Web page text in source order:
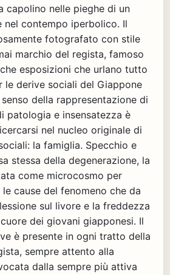
capolino nelle pieghe di un
nel contempo iperbolico. Il
fotografato con stile
marchio del regista, famoso
esposizioni che urlano tutto
le derive sociali del Giappone
della rappresentazione di
patologia e insensatezza è
nel nucleo originale di
la famiglia. Specchio e
stessa della degenerazione, la
come microcosmo per
cause del fenomeno che da
sul livore e la freddezza
dei giovani giapponesi. Il
è presente in ogni tratto della
sempre attento alla
dalla sempre più attiva